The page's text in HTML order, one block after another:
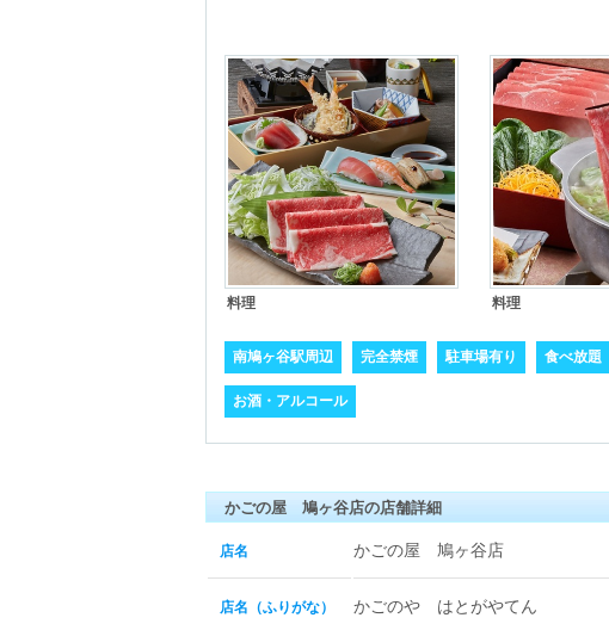
料理 料理
南鳩ヶ谷駅周辺 完全禁煙 駐車場有り 食べ放題
お酒・アルコール
かごの屋 鳩ヶ谷店の店舗詳細
店名 かごの屋 鳩ヶ谷店
店名（ふりがな） かごのや はとがやてん